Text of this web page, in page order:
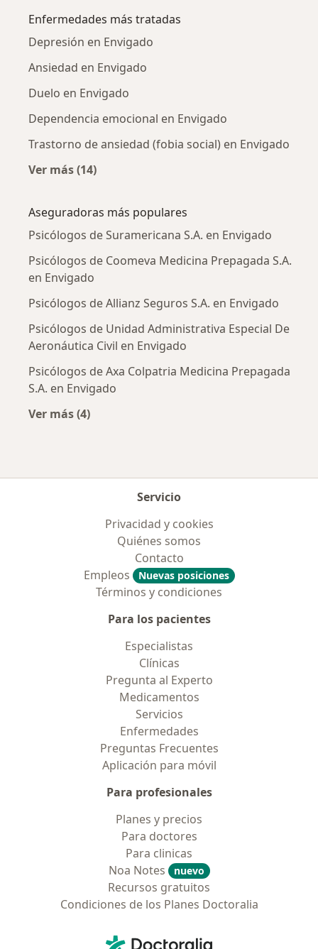
Enfermedades más tratadas
Depresión en Envigado
Ansiedad en Envigado
Duelo en Envigado
Dependencia emocional en Envigado
Trastorno de ansiedad (fobia social) en Envigado
Ver más (14)
Aseguradoras más populares
Psicólogos de Suramericana S.A. en Envigado
Psicólogos de Coomeva Medicina Prepagada S.A.
en Envigado
Psicólogos de Allianz Seguros S.A. en Envigado
Psicólogos de Unidad Administrativa Especial De
Aeronáutica Civil en Envigado
Psicólogos de Axa Colpatria Medicina Prepagada
S.A. en Envigado
Ver más (4)
Servicio
Privacidad y cookies
Quiénes somos
Contacto
Empleos
Nuevas posiciones
Términos y condiciones
Para los pacientes
Especialistas
Clínicas
Pregunta al Experto
Medicamentos
Servicios
Enfermedades
Preguntas Frecuentes
Aplicación para móvil
Para profesionales
Planes y precios
Para doctores
Para clinicas
Noa Notes
nuevo
Recursos gratuitos
Condiciones de los Planes Doctoralia
Doctoralia - Página de inicio